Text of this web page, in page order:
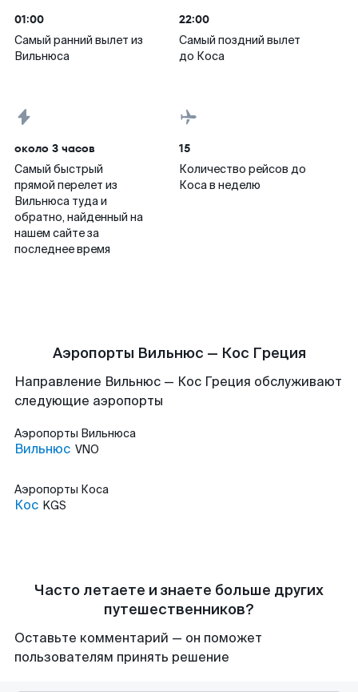
01:00
Самый ранний вылет из
Вильнюса
22:00
Самый поздний вылет
до Коса
около 3 часов
Самый быстрый
прямой перелет из
Вильнюса туда и
обратно, найденный на
нашем сайте за
последнее время
15
Количество рейсов до
Коса в неделю
Аэропорты Вильнюс — Кос Греция
Направление Вильнюс — Кос Греция обслуживают
следующие аэропорты
Аэропорты Вильнюса
Вильнюс VNO
Аэропорты Коса
Кос KGS
Часто летаете и знаете больше других
путешественников?
Оставьте комментарий — он поможет
пользователям принять решение